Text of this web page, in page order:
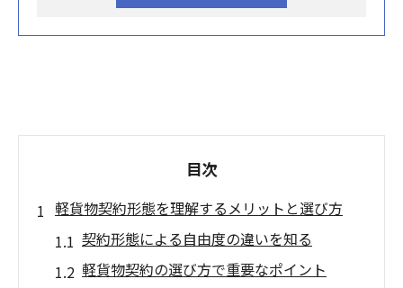
目次
軽貨物契約形態を理解するメリットと選び方
契約形態による自由度の違いを知る
軽貨物契約の選び方で重要なポイント